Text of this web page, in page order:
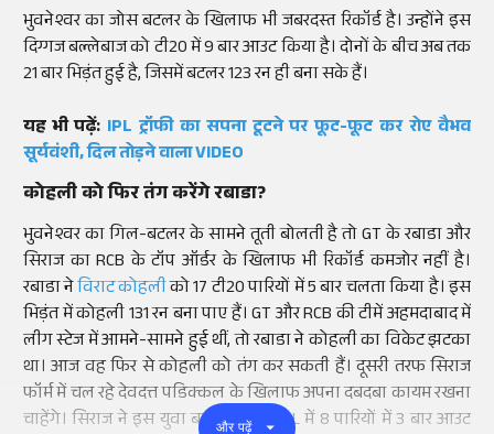
भुवनेश्वर का जोस बटलर के खिलाफ भी जबरदस्त रिकॉर्ड है। उन्होंने इस
दिग्गज बल्लेबाज को टी20 में 9 बार आउट किया है। दोनों के बीच अब तक
21 बार भिड़ंत हुई है, जिसमें बटलर 123 रन ही बना सके हैं।
यह भी पढ़ें: IPL ट्रॉफी का सपना टूटने पर फूट-फूट कर रोए वैभव
सूर्यवंशी, दिल तोड़ने वाला VIDEO
कोहली को फिर तंग करेंगे रबाडा?
भुवनेश्वर का गिल-बटलर के सामने तूती बोलती है तो GT के रबाडा और
सिराज का RCB के टॉप ऑर्डर के खिलाफ भी रिकॉर्ड कमजोर नहीं है।
रबाडा नेविराट कोहलीको 17 टी20 पारियों में 5 बार चलता किया है। इस
भिड़ंत में कोहली 131 रन बना पाए हैं। GT और RCB की टीमें अहमदाबाद में
लीग स्टेज में आमने-सामने हुई थीं, तो रबाडा ने कोहली का विकेट झटका
था। आज वह फिर से कोहली को तंग कर सकती हैं। दूसरी तरफ सिराज
फॉर्म में चल रहे देवदत्त पडिक्कल के खिलाफ अपना दबदबा कायम रखना
चाहेंगे। सिराज ने इस युवा बल्लेबाज को IPL में 8 पारियों में 3 बार आउट
और पढ़ें